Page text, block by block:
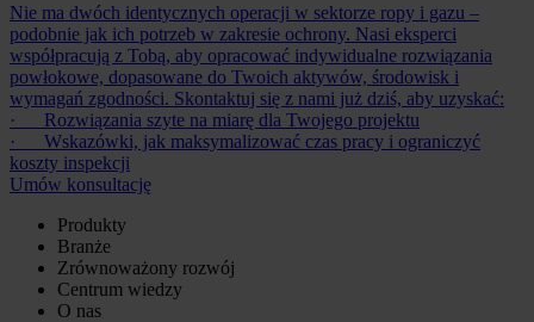
Nie ma dwóch identycznych operacji w sektorze ropy i gazu –
podobnie jak ich potrzeb w zakresie ochrony. Nasi eksperci
współpracują z Tobą, aby opracować indywidualne rozwiązania
powłokowe, dopasowane do Twoich aktywów, środowisk i
wymagań zgodności. Skontaktuj się z nami już dziś, aby uzyskać:
· Rozwiązania szyte na miarę dla Twojego projektu
· Wskazówki, jak maksymalizować czas pracy i ograniczyć
koszty inspekcji
Umów konsultację
Produkty
Branże
Zrównoważony rozwój
Centrum wiedzy
O nas